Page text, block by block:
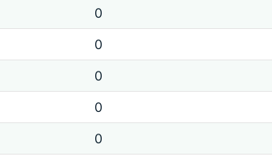
0
0
0
0
0